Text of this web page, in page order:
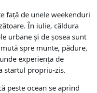
față de unele weekenduri
În iulie, căldura
urbane și de șosea sunt
spre munte, pădure,
experiența de
startul propriu-zis.
peste ocean se aprind